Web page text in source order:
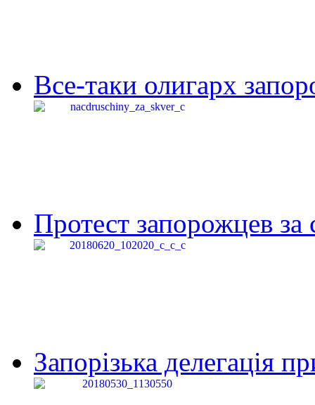
Все-таки олигарх
Протест запорожцев за
Запорізька делегація